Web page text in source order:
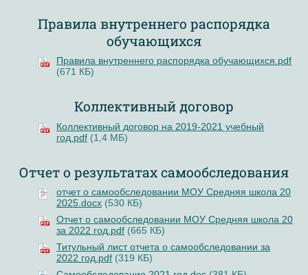
Правила внутреннего распорядка
обучающихся
Правила внутреннего распорядка обучающихся.pdf
(671 КБ)
Коллективный договор
Коллективный договор на 2019-2021 учебный
год.pdf (1,4 МБ)
Отчет о результатах самообследования
отчет о самообследовании МОУ Средняя школа 20
2025.docx (530 КБ)
Отчет о самообследовании МОУ Средняя школа 20
за 2022 год.pdf (665 КБ)
Титульный лист отчета о самообследовании за
2022 год.pdf (319 КБ)